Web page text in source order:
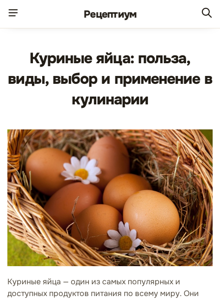
Рецептиум
Куриные яйца: польза,
виды, выбор и применение в
кулинарии
Куриные яйца — один из самых популярных и
доступных продуктов питания по всему миру. Они